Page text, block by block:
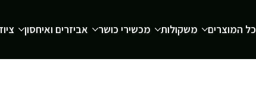
כל המוצרים משקולות מכשירי כושר אביזרים ואיחסון